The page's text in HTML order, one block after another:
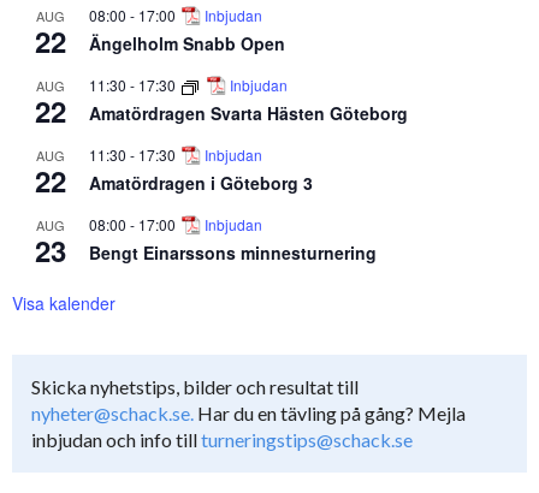
AUG
22
08:00 - 17:00 Inbjudan
Ängelholm Snabb Open
AUG
22
11:30 - 17:30 Inbjudan
Amatördragen Svarta Hästen Göteborg
AUG
22
11:30 - 17:30 Inbjudan
Amatördragen i Göteborg 3
AUG
23
08:00 - 17:00 Inbjudan
Bengt Einarssons minnesturnering
Visa kalender
Skicka nyhetstips, bilder och resultat till
nyheter@schack.se. Har du en tävling på gång? Mejla
inbjudan och info tillturneringstips@schack.se